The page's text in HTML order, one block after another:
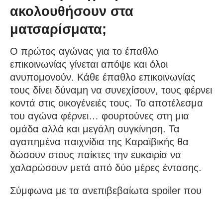
ακολουθήσουν στα
ματσαρίσματα;
Ο πρώτος αγώνας για το έπαθλο
επικοινωνίας γίνεται απόψε και όλοι
ανυπομονούν. Κάθε έπαθλο επικοινωνίας
τους δίνει δύναμη να συνεχίσουν, τους φέρνει
κοντά στις οικογένειές τους. Το αποτέλεσμα
του αγώνα φέρνει… φουρτούνες στη μια
ομάδα αλλά και μεγάλη συγκίνηση. Τα
αγαπημένα παιχνίδια της Καραϊβικής θα
δώσουν στους παίκτες την ευκαιρία να
χαλαρώσουν μετά από δύο μέρες έντασης.
Σύμφωνα με τα ανεπιβεβαίωτα spoiler που